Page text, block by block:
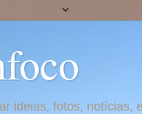
ideias, fotos,